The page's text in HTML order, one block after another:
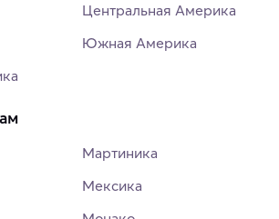
Центральная Америка
Южная Америка
Мартиника
Мексика